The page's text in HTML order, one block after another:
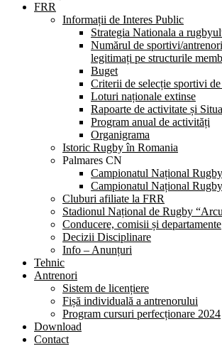
FRR
Informații de Interes Public
Strategia Nationala a
Numărul de sportivi/
legitimați pe structurile
Buget
Criterii de selecție sportivi
Loturi naționale extinse
Rapoarte de activitate și
Program anual de activități
Organigrama
Istoric Rugby în Romania
Palmares CN
Campionatul Național
Campionatul Național
Cluburi afiliate la FRR
Stadionul Național de Rugby
Conducere, comisii și departamente
Decizii Disciplinare
Info – Anunțuri
Tehnic
Antrenori
Sistem de licențiere
Fișă individuală a antrenorului
Program cursuri perfecționare 2024
Download
Contact